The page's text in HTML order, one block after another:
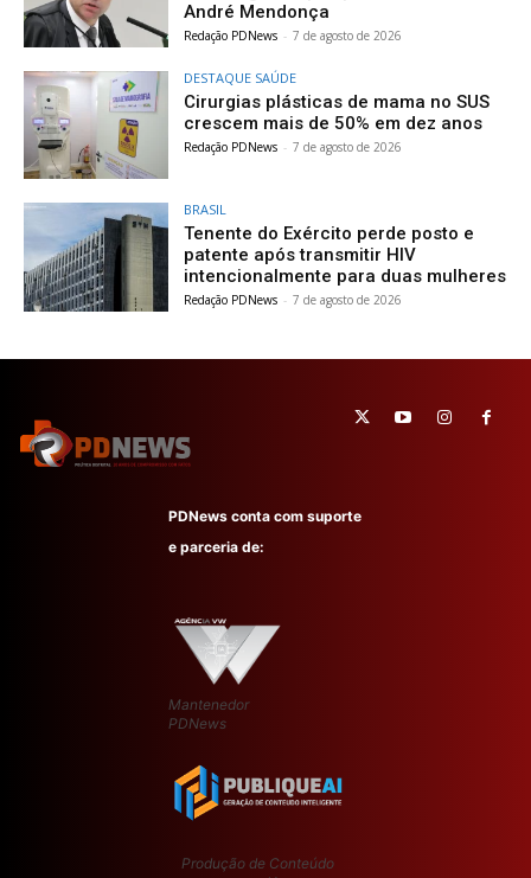
André Mendonça
Redação PDNews - 7 de agosto de 2026
DESTAQUE SAÚDE
Cirurgias plásticas de mama no SUS
crescem mais de 50% em dez anos
Redação PDNews - 7 de agosto de 2026
BRASIL
Tenente do Exército perde posto e
patente após transmitir HIV
intencionalmente para duas mulheres
Redação PDNews - 7 de agosto de 2026
PDNews conta com suporte
e parceria de:
Mantenedor
PDNews
Produção de Conteúdo